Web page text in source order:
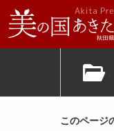
このページ